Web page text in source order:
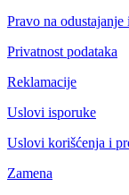
Pravo na
Privatnost podataka
Reklamacije
Uslovi isporuke
Uslovi korišćenja i
Zamena